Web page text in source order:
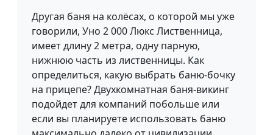
Другая баня на колёсах, о которой мы уже
говорили, Уно 2 000 Люкс Лиственница,
имеет длину 2 метра, одну парную,
нижнюю часть из лиственницы. Как
определиться, какую выбрать баню-бочку
на прицепе? Двухкомнатная баня-викинг
подойдет для компаний побольше или
если вы планируете использовать баню